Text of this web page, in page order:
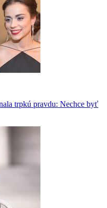
trpkú pravdu: Nechce byť